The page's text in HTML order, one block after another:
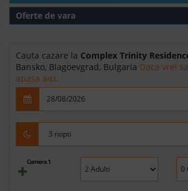
Oferte de vara
Cauta cazare la Complex Trinity
Bansko, Blagoevgrad, Bulgaria Daca vrei
apasa aici.
Camera 1